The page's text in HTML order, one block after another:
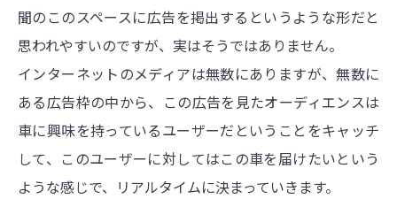
聞のこのスペースに広告を掲出するというような形だと
思われやすいのですが、実はそうではありません。
インターネットのメディアは無数にありますが、無数に
ある広告枠の中から、この広告を見たオーディエンスは
車に興味を持っているユーザーだということをキャッチ
して、このユーザーに対してはこの車を届けたいという
ような感じで、リアルタイムに決まっていきます。